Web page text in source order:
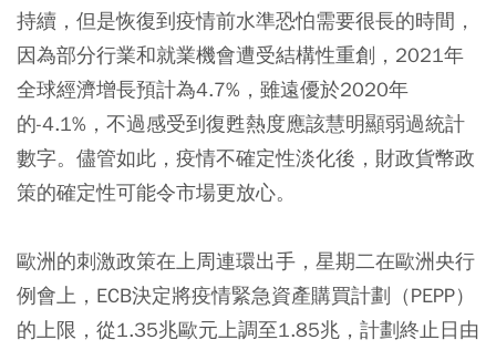
持續，但是恢復到疫情前水準恐怕需要很長的時間，
因為部分行業和就業機會遭受結構性重創，2021年
全球經濟增長預計為4.7%，雖遠優於2020年
的-4.1%，不過感受到復甦熱度應該慧明顯弱過統計
數字。儘管如此，疫情不確定性淡化後，財政貨幣政
策的確定性可能令市場更放心。
歐洲的刺激政策在上周連環出手，星期二在歐洲央行
例會上，ECB決定將疫情緊急資產購買計劃（PEPP）
的上限，從1.35兆歐元上調至1.85兆，計劃終止日由